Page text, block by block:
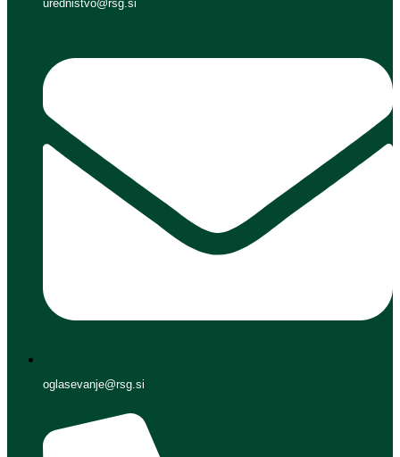
urednistvo@rsg.si
oglasevanje@rsg.si